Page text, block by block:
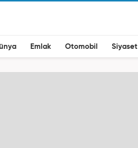
Emlak Otomobil Siyaset